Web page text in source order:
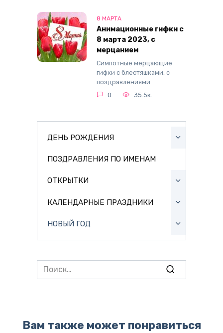
8 МАРТА
Анимационные гифки с
8 марта 2023, с
мерцанием
Симпотные мерцающие
гифки с блестяшками, с
поздравлениями
0
35.5к.
ДЕНЬ РОЖДЕНИЯ
ПОЗДРАВЛЕНИЯ ПО ИМЕНАМ
ОТКРЫТКИ
КАЛЕНДАРНЫЕ ПРАЗДНИКИ
НОВЫЙ ГОД
Search
for:
Вам также может понравиться